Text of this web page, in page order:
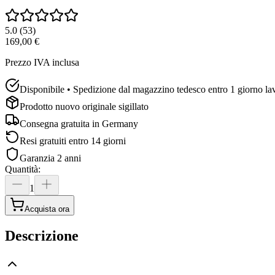
5.0 (53)
169,00 €
Prezzo IVA inclusa
Disponibile • Spedizione dal magazzino tedesco entro 1 giorno
Prodotto nuovo originale sigillato
Consegna gratuita in Germany
Resi gratuiti entro 14 giorni
Garanzia 2 anni
Quantità:
1
Acquista ora
Descrizione